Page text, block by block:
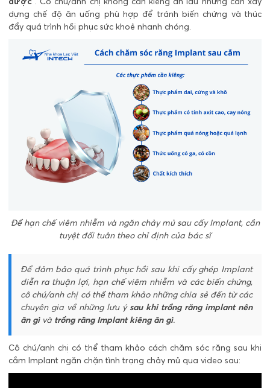
dựng chế độ ăn uống phù hợp để tránh biến chứng và thúc
đẩy quá trình hồi phục sức khoẻ nhanh chóng.
Để hạn chế viêm nhiễm và ngăn chảy mủ sau cấy Implant, cần
tuyệt đối tuân theo chỉ định của bác sĩ
Để đảm bảo quá trình phục hồi sau khi cấy ghép Implant
diễn ra thuận lợi, hạn chế viêm nhiễm và các biến chứng,
cô chú/anh chị có thể tham khảo những chia sẻ đến từ các
chuyên gia về những lưu ý sau khi trồng răng implant nên
ăn gìvà trồng răng Implant kiêng ăn gì.
Cô chú/anh chị có thể tham khảo cách chăm sóc răng sau khi
cắm Implant ngăn chặn tình trạng chảy mủ qua video sau: